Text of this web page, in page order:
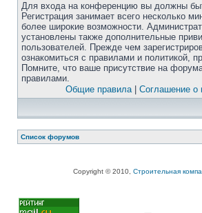
Для входа на конференцию вы должны
Регистрация занимает всего несколько
более широкие возможности.
установлены также дополнительные
пользователей. Прежде чем
ознакомиться с правилами и политикой,
Помните, что ваше присутствие на
правилами.
Общие правила| Соглашение о
Список форумов
Copyright © 2010, Строительная